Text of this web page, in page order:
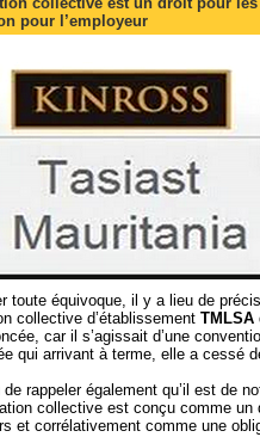
pour l’employeur
toute équivoque, il y a lieu de
collective d’établissement TMLSA
car il s’agissait d’une
qui arrivant à terme, elle a cessé
de rappeler également qu’il est de
collective est conçu comme un
et corrélativement comme une